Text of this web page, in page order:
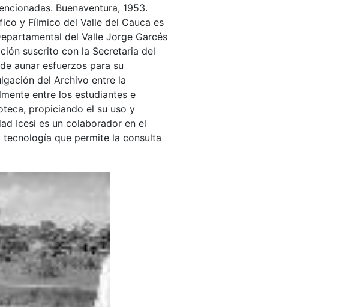
Buenaventura, 1953.
y Fílmico del Valle del Cauca es
del Valle Jorge Garcés
suscrito con la Secretaria del
aunar esfuerzos para su
del Archivo entre la
entre los estudiantes e
propiciando el su uso y
Icesi es un colaborador en el
que permite la consulta